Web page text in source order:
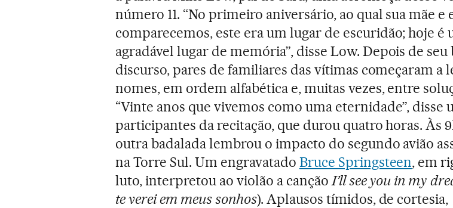
número 11. “No primeiro aniversário, ao qual sua mãe e
comparecemos, este era um lugar de escuridão; hoje é
agradável lugar de memória”, disse Low. Depois de seu
discurso, pares de familiares das vítimas começaram a
nomes, em ordem alfabética e, muitas vezes, entre
“Vinte anos que vivemos como uma eternidade”, disse
participantes da recitação, que durou quatro horas. Às
outra badalada lembrou o impacto do segundo avião
na Torre Sul. Um engravatado Bruce Springsteen, em
luto, interpretou ao violão a cançãoI’ll see you in my
te verei em meus sonhos). Aplausos tímidos, de cortesia,